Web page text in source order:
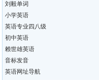
刘毅单词
小学英语
英语专业四八级
初中英语
赖世雄英语
音标发音
英语网址导航